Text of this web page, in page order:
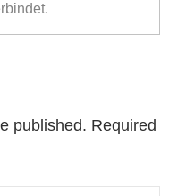
published. Required